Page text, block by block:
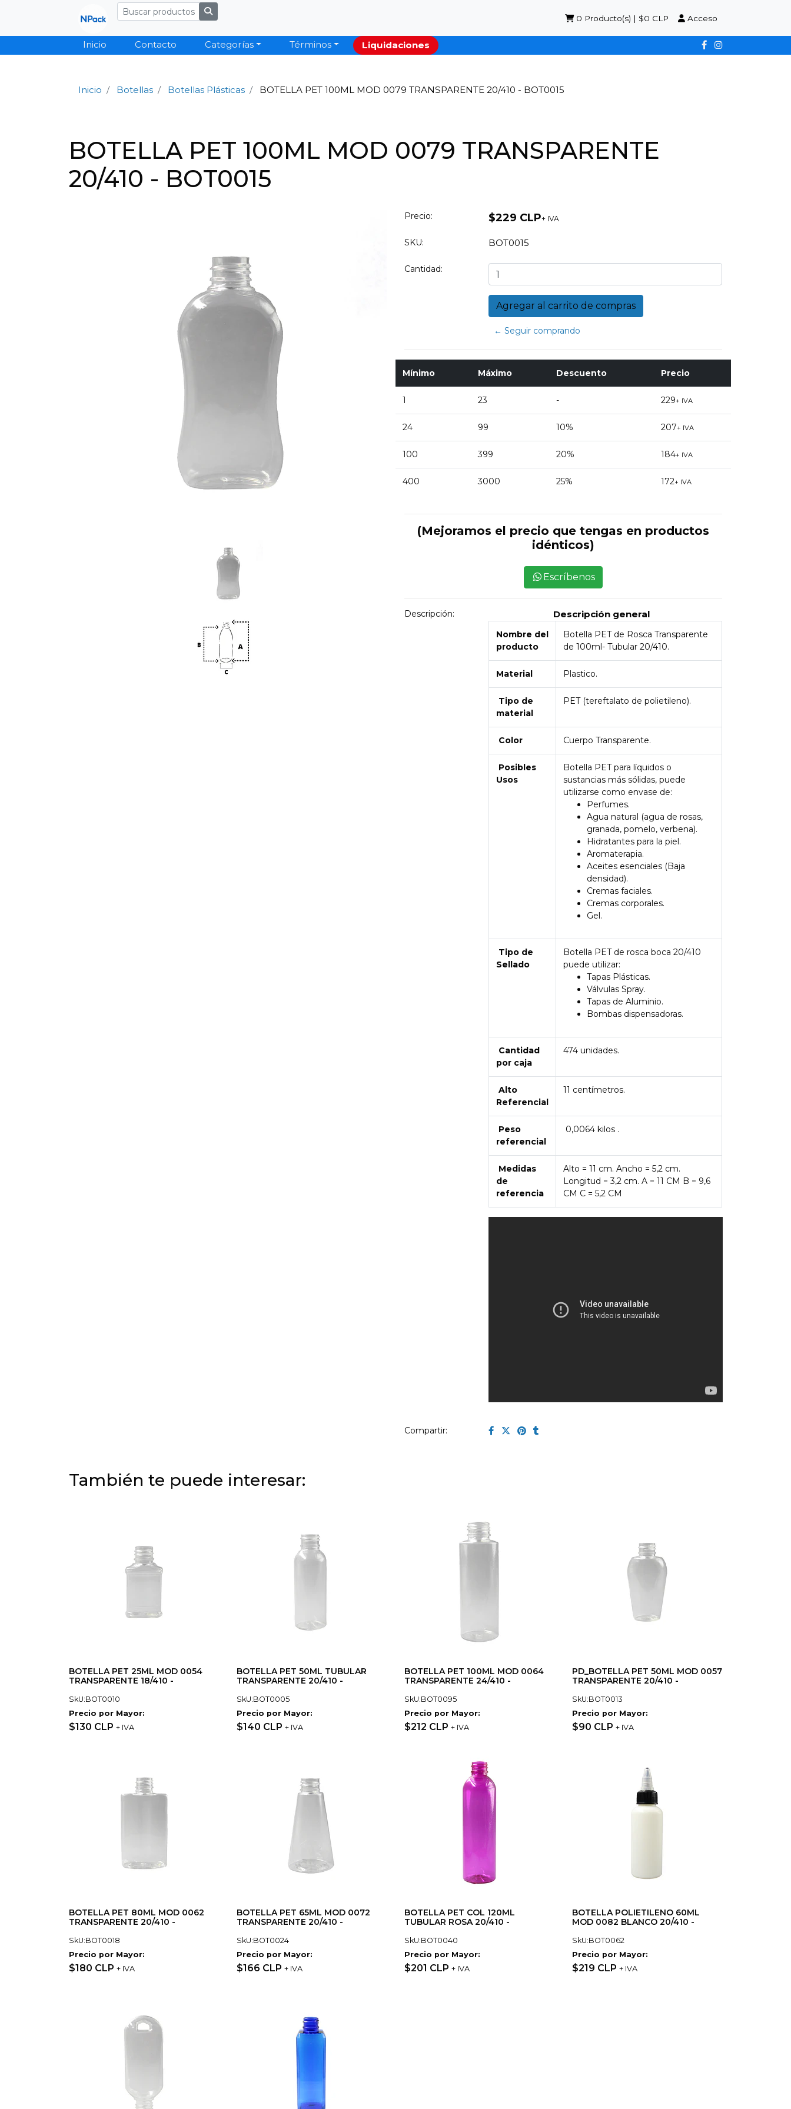
0 Producto(s) | $0 CLP Acceso
Inicio Contacto Categorías Términos Liquidaciones
Inicio Botellas Botellas Plásticas BOTELLA PET 100ML MOD 0079 TRANSPARENTE 20/410 - BOT0015
BOTELLA PET 100ML MOD 0079 TRANSPARENTE
20/410 - BOT0015
Precio: $229 CLP+ IVA
SKU: BOT0015
Cantidad:
← Seguir comprando
Mínimo Máximo Descuento Precio
1 23 - 229+ IVA
24 99 10% 207+ IVA
100 399 20% 184+ IVA
400 3000 25% 172+ IVA
(Mejoramos el precio que tengas en productos
idénticos)
Escríbenos
Descripción: Descripción general
Nombre del
producto
Botella PET de Rosca Transparente
de 100ml- Tubular 20/410.
Material Plastico.
Tipo de
material
PET (tereftalato de polietileno).
Color Cuerpo Transparente.
Posibles
Usos
Botella PET para líquidos o
sustancias más sólidas, puede
utilizarse como envase de:
Perfumes.
Agua natural (agua de rosas,
granada, pomelo, verbena).
Hidratantes para la piel.
Aromaterapia.
Aceites esenciales (Baja
densidad).
Cremas faciales.
Cremas corporales.
Gel.
Tipo de
Sellado
Botella PET de rosca boca 20/410
puede utilizar:
Tapas Plásticas.
Válvulas Spray.
Tapas de Aluminio.
Bombas dispensadoras.
Cantidad
por caja
474 unidades.
Alto
Referencial
11 centímetros.
Peso
referencial
0,0064 kilos .
Medidas
de
referencia
Alto = 11 cm. Ancho = 5,2 cm.
Longitud = 3,2 cm. A = 11 CM B = 9,6
CM C = 5,2 CM
Compartir:
También te puede interesar:
BOTELLA PET 25ML MOD 0054
TRANSPARENTE 18/410 -
SkU:BOT0010
Precio por Mayor:
$130 CLP + IVA
BOTELLA PET 50ML TUBULAR
TRANSPARENTE 20/410 -
SkU:BOT0005
Precio por Mayor:
$140 CLP + IVA
BOTELLA PET 100ML MOD 0064
TRANSPARENTE 24/410 -
SkU:BOT0095
Precio por Mayor:
$212 CLP + IVA
PD_BOTELLA PET 50ML MOD 0057
TRANSPARENTE 20/410 -
SkU:BOT0013
Precio por Mayor:
$90 CLP + IVA
BOTELLA PET 80ML MOD 0062
TRANSPARENTE 20/410 -
SkU:BOT0018
Precio por Mayor:
$180 CLP + IVA
BOTELLA PET 65ML MOD 0072
TRANSPARENTE 20/410 -
SkU:BOT0024
Precio por Mayor:
$166 CLP + IVA
BOTELLA PET COL 120ML
TUBULAR ROSA 20/410 -
SkU:BOT0040
Precio por Mayor:
$201 CLP + IVA
BOTELLA POLIETILENO 60ML
MOD 0082 BLANCO 20/410 -
SkU:BOT0062
Precio por Mayor:
$219 CLP + IVA